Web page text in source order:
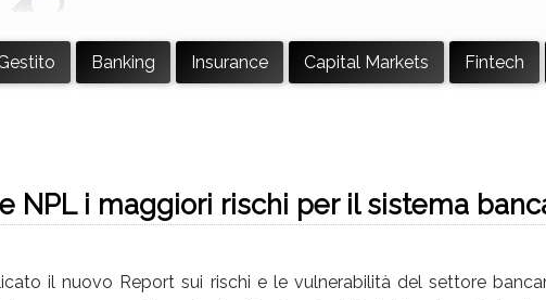
Banking Insurance Capital Markets Fintech
NPL i maggiori rischi per il sistema
il nuovo Report sui rischi e le vulnerabilità del settore